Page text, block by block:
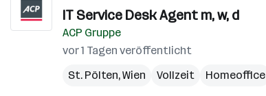
IT Service Desk Agent m, w, d
ACP Gruppe
vor 1 Tagen veröffentlicht
St. Pölten,Wien Vollzeit Homeoffice